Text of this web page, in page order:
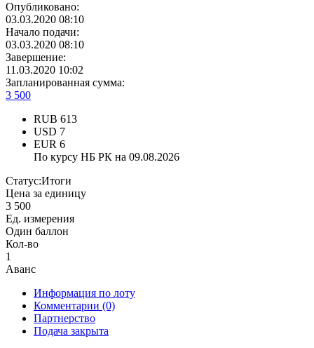
Опубликовано:
03.03.2020 08:10
Начало подачи:
03.03.2020 08:10
Завершение:
11.03.2020 10:02
Запланированная сумма:
3 500
RUB 613
USD 7
EUR 6
По курсу НБ РК на 09.08.2026
Статус:Итоги
Цена за единицу
3 500
Ед. измерения
Один баллон
Кол-во
1
Аванс
Информация по лоту
Комментарии (0)
Партнерство
Подача закрыта